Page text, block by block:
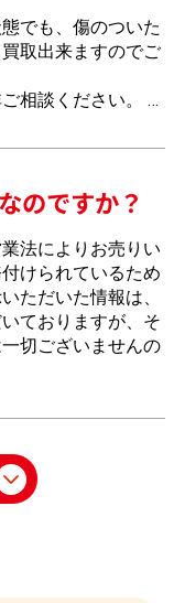
でも、傷のついた
取出来ますのでご
相談ください。
し
のですか？
法によりお売りい
けられているため
ただいた情報は、
ておりますが、そ
切ございませんの